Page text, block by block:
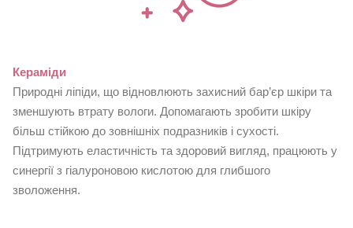
Кераміди
Природні ліпіди, що відновлюють захисний бар’єр шкіри та
зменшують втрату вологи. Допомагають зробити шкіру
більш стійкою до зовнішніх подразників і сухості.
Підтримують еластичність та здоровий вигляд, працюють у
синергії з гіалуроновою кислотою для глибшого
зволоження.